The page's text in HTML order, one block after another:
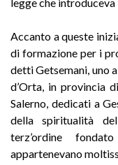
Accanto a queste
di formazione per i
detti Getsemani, uno
d’Orta, in provincia
Salerno, dedicati a
della spiritualità
terz’ordine
appartenevano